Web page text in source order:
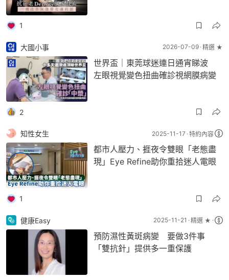
1
大國小事 2026-07-09 精選 ★
世界盃｜東莞球迷連日通宵睇波
左眼視覺變色扭曲確診視網膜病變
2
知性女生 2025-11-17 特約內容
都市人壓力、捱夜令雙眼「老態盡
現」Eye Refine助你重拾迷人電眼
1
健康Easy 2025-11-21 精選 ★
預防濕性黃斑病變 要做3件事
「雙抗針」提供多一重保護